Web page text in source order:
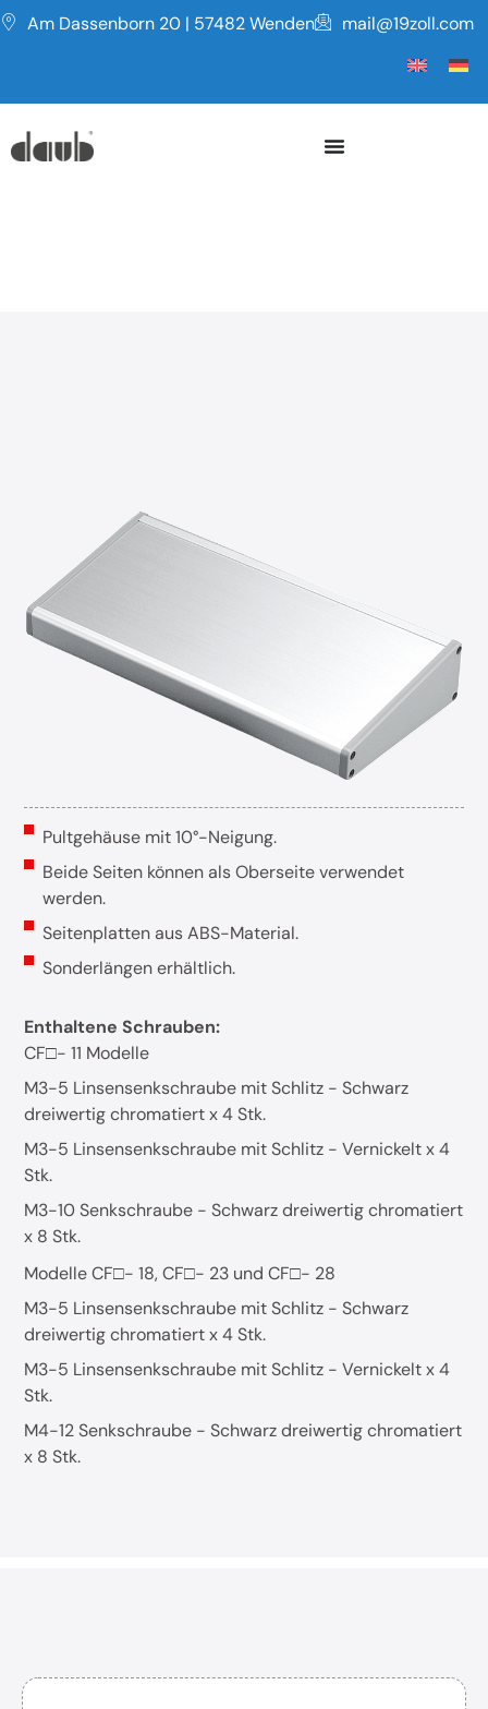
Am Dassenborn 20 | 57482 Wenden mail@19zoll.com
Pultgehäuse mit 10°-Neigung.
Beide Seiten können als Oberseite verwendet
werden.
Seitenplatten aus ABS-Material.
Sonderlängen erhältlich.
Enthaltene Schrauben:
CF□- 11 Modelle
M3-5 Linsensenkschraube mit Schlitz - Schwarz
dreiwertig chromatiert x 4 Stk.
M3-5 Linsensenkschraube mit Schlitz - Vernickelt x 4
Stk.
M3-10 Senkschraube - Schwarz dreiwertig chromatiert
x 8 Stk.
Modelle CF□- 18, CF□- 23 und CF□- 28
M3-5 Linsensenkschraube mit Schlitz - Schwarz
dreiwertig chromatiert x 4 Stk.
M3-5 Linsensenkschraube mit Schlitz - Vernickelt x 4
Stk.
M4-12 Senkschraube - Schwarz dreiwertig chromatiert
x 8 Stk.